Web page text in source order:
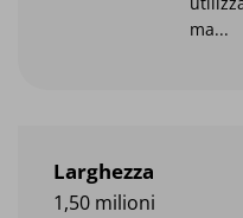
Larghezza
1,50 milioni
ma...